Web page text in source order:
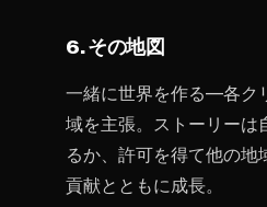
6. その地図
一緒に世界を作る—各ク
域を主張。ストーリーは
るか、許可を得て他の地
貢献とともに成長。